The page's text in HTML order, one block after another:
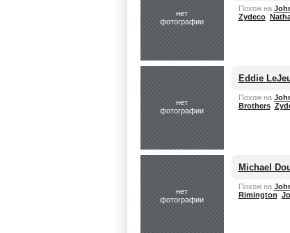
нет
фотографии
Похож на
Zydeco
нет
фотографии
Eddie
Похож на
Brothers
нет
фотографии
Michael
Похож на
Rimington